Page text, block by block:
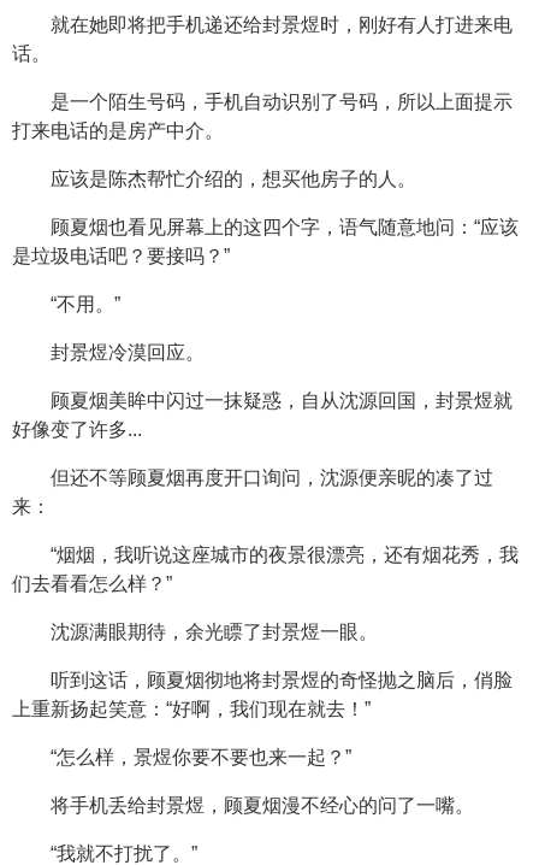
就在她即将把手机递还给封景煜时，刚好有人打进来电
话。
是一个陌生号码，手机自动识别了号码，所以上面提示
打来电话的是房产中介。
应该是陈杰帮忙介绍的，想买他房子的人。
顾夏烟也看见屏幕上的这四个字，语气随意地问：“应该
是垃圾电话吧？要接吗？”
“不用。”
封景煜冷漠回应。
顾夏烟美眸中闪过一抹疑惑，自从沈源回国，封景煜就
好像变了许多...
但还不等顾夏烟再度开口询问，沈源便亲昵的凑了过
来：
“烟烟，我听说这座城市的夜景很漂亮，还有烟花秀，我
们去看看怎么样？”
沈源满眼期待，余光瞟了封景煜一眼。
听到这话，顾夏烟彻地将封景煜的奇怪抛之脑后，俏脸
上重新扬起笑意：“好啊，我们现在就去！”
“怎么样，景煜你要不要也来一起？”
将手机丢给封景煜，顾夏烟漫不经心的问了一嘴。
“我就不打扰了。”